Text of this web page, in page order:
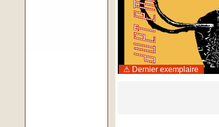
⚠ Dernier exemplaire